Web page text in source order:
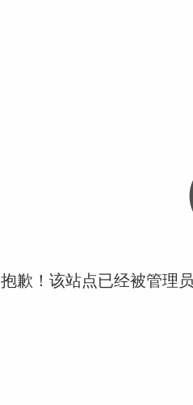
抱歉！该站点已经被管理